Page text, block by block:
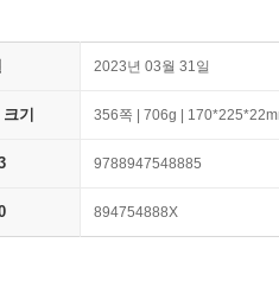
2023년 03월 31일
기 356쪽 | 706g |
9788947548885
894754888X